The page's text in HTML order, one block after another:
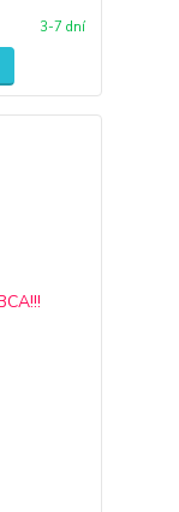
3-7 dní